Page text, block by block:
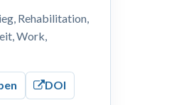
Rehabilitation,
Work,
DOI